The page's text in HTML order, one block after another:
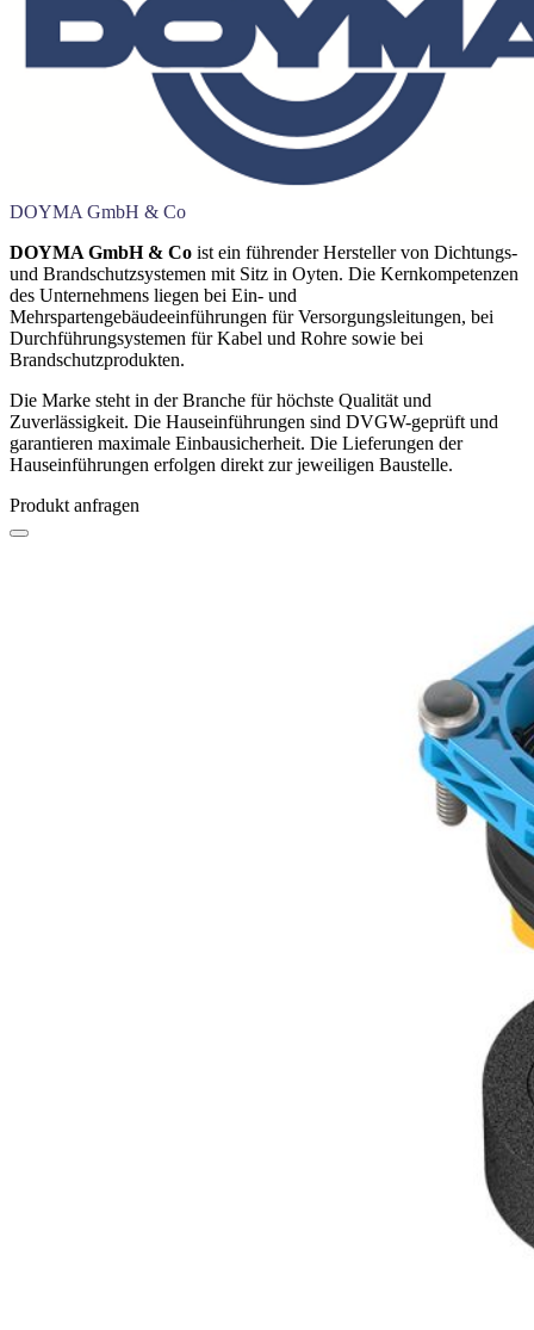
DOYMA GmbH & Co
DOYMA GmbH & Co ist ein führender Hersteller von Dichtungs-
und Brandschutzsystemen mit Sitz in Oyten. Die Kernkompetenzen
des Unternehmens liegen bei Ein- und
Mehrspartengebäudeeinführungen für Versorgungsleitungen, bei
Durchführungsystemen für Kabel und Rohre sowie bei
Brandschutzprodukten.
Die Marke steht in der Branche für höchste Qualität und
Zuverlässigkeit. Die Hauseinführungen sind DVGW-geprüft und
garantieren maximale Einbausicherheit. Die Lieferungen der
Hauseinführungen erfolgen direkt zur jeweiligen Baustelle.
Produkt anfragen